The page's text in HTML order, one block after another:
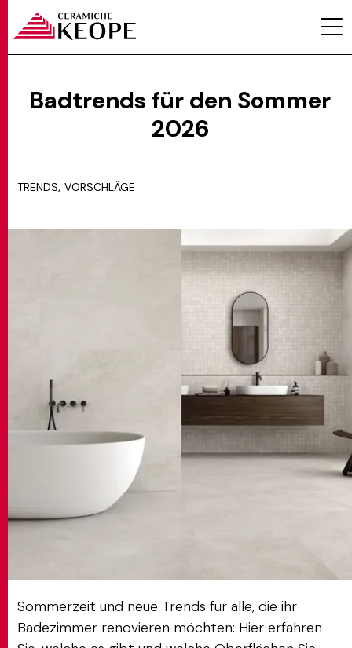
MATCH APP
RESERVIERTER BEREICH
Badtrends für den Sommer
2026
TRENDS, VORSCHLÄGE
Sommerzeit und neue Trends für alle, die ihr
Badezimmer renovieren möchten: Hier erfahren